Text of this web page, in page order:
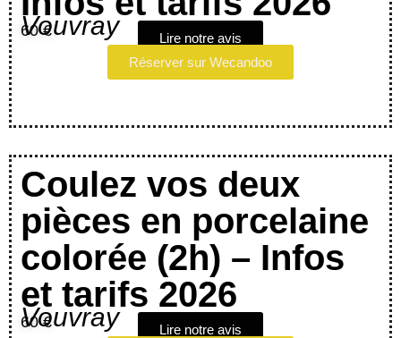
Vouvray
60 €
Lire notre avis
Réserver sur Wecandoo
Coulez vos deux
pièces en porcelaine
colorée (2h) – Infos
et tarifs 2026
Vouvray
60 €
Lire notre avis